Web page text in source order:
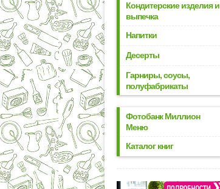
Кондитерские изделия и
выпечка
Напитки
Десерты
Гарниры, соусы,
полуфабрикаты
Фотобанк Миллион
Меню
Каталог книг